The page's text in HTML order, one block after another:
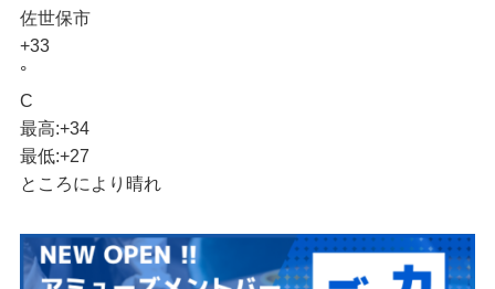
佐世保市
+33
°
C
最高:+34
最低:+27
ところにより晴れ